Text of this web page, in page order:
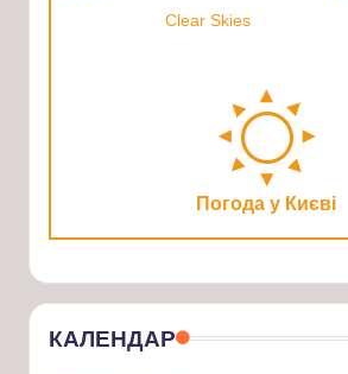
Clear Skies
Погода у Києві
КАЛЕНДАР